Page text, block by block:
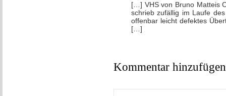
[…] VHS von Bruno Matteis
schrieb zufällig im Laufe
offenbar leicht defektes
[…]
Kommentar hinzufügen